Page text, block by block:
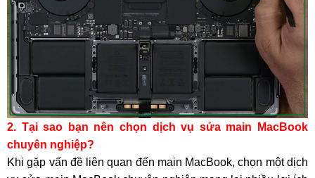
2. Tại sao bạn nên chọn dịch vụ sửa main MacBook
chuyên nghiệp?
Khi gặp vấn đề liên quan đến main MacBook, chọn một dịch